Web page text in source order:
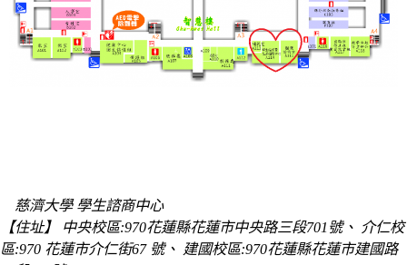
慈濟大學 學生諮商中心
【住址】 中央校區:970花蓮縣花蓮市中央路三段701號、 介仁校
區:970 花蓮市介仁街67 號、 建國校區:970花蓮縣花蓮市建國路